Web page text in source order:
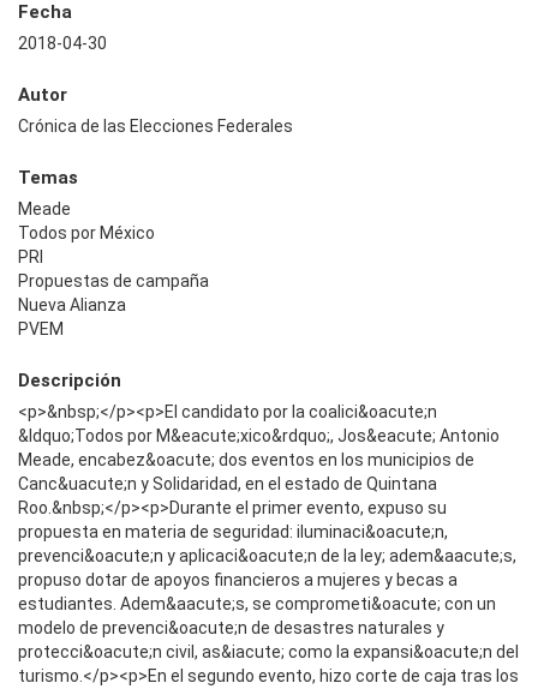
Fecha
2018-04-30
Autor
Crónica de las Elecciones Federales
Temas
Meade
Todos por México
PRI
Propuestas de campaña
Nueva Alianza
PVEM
Descripción
<p>&nbsp;</p><p>El candidato por la coalici&oacute;n
&ldquo;Todos por M&eacute;xico&rdquo;, Jos&eacute; Antonio
Meade, encabez&oacute; dos eventos en los municipios de
Canc&uacute;n y Solidaridad, en el estado de Quintana
Roo.&nbsp;</p><p>Durante el primer evento, expuso su
propuesta en materia de seguridad: iluminaci&oacute;n,
prevenci&oacute;n y aplicaci&oacute;n de la ley; adem&aacute;s,
propuso dotar de apoyos financieros a mujeres y becas a
estudiantes. Adem&aacute;s, se comprometi&oacute; con un
modelo de prevenci&oacute;n de desastres naturales y
protecci&oacute;n civil, as&iacute; como la expansi&oacute;n del
turismo.</p><p>En el segundo evento, hizo corte de caja tras los